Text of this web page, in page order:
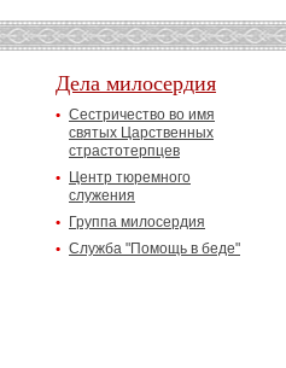
Дела милосердия
Сестричество во имя
святых Царственных
страстотерпцев
Центр тюремного
служения
Группа милосердия
Служба "Помощь в беде"